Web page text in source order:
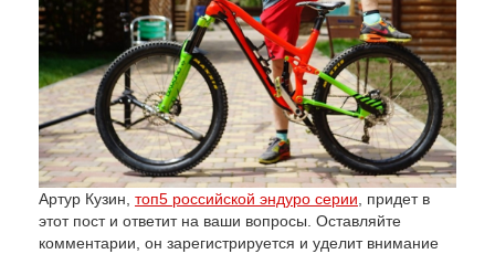
Артур Кузин, топ5 российской эндуро серии , придет в
этот пост и ответит на ваши вопросы. Оставляйте
комментарии, он зарегистрируется и уделит внимание